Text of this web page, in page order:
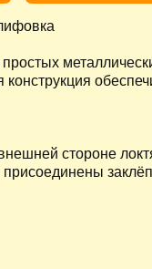
стороне